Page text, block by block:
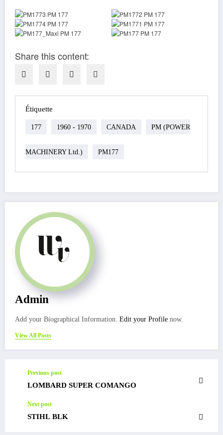
Share this content:
Étiquette
177 1960 - 1970 CANADA PM (POWER
MACHINERY Ltd.) PM177
Admin
Add your Biographical Information. Edit your Profile now.
View All Posts
Previous post
LOMBARD SUPER COMANGO
Next post
STIHL BLK